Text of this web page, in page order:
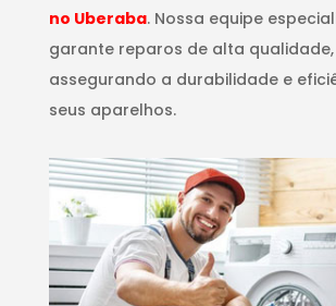
no Uberaba. Nossa equipe
garante reparos de alta qualidade,
assegurando a durabilidade e
seus aparelhos.